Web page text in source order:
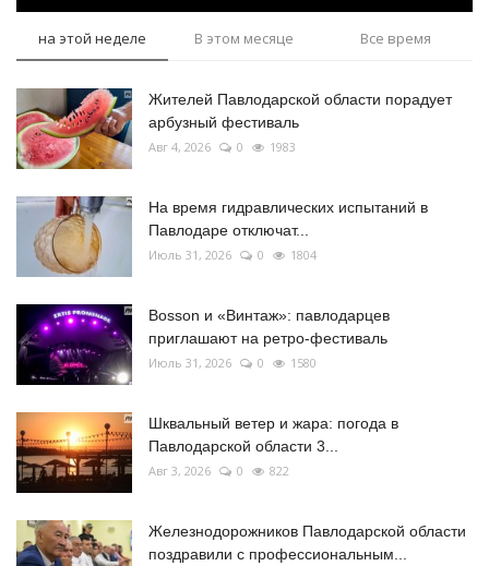
на этой неделе В этом месяце Все время
Жителей Павлодарской области порадует
арбузный фестиваль
Авг 4, 2026 0 1983
На время гидравлических испытаний в
Павлодаре отключат...
Июль 31, 2026 0 1804
Bosson и «Винтаж»: павлодарцев
приглашают на ретро-фестиваль
Июль 31, 2026 0 1580
Шквальный ветер и жара: погода в
Павлодарской области 3...
Авг 3, 2026 0 822
Железнодорожников Павлодарской области
поздравили с профессиональным...